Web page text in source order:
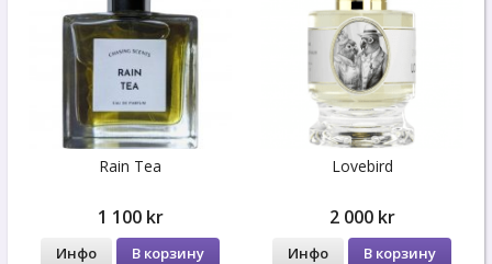
Rain Tea
1 100 kr
Инфо В корзину
Lovebird
2 000 kr
Инфо В корзину